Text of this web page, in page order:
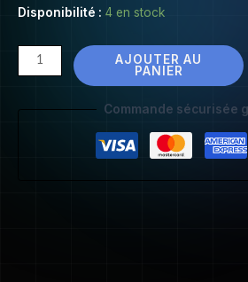
Disponibilité : 4 en stock
ch'tits
AJOUTER AU
PANIER
Commande sécurisée